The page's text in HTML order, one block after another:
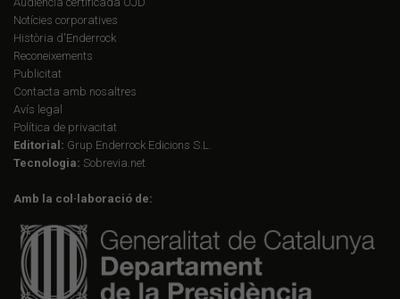
Notícies corporatives
Història d'Enderrock
Reconeixements
Publicitat
Contacta amb nosaltres
Avís legal
Política de privacitat
Editorial: Grup Enderrock Edicions S.L.
Tecnologia: Sobrevia.net
Amb la col·laboració de: